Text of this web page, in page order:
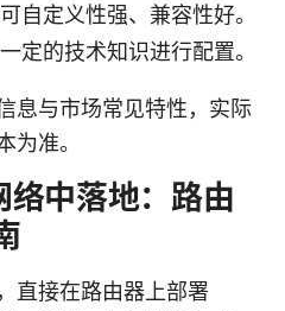
自定义性强、兼容性好。
定的技术知识进行配置。
息与市场常见特性，实际
为准。
中落地：路由
直接在路由器上部署